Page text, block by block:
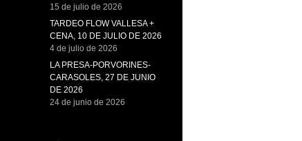
15 de julio de 2026
TARDEO FLOW VALLESA +
CENA, 10 DE JULIO DE 2026
4 de julio de 2026
LA PRESA-PORVORINES-
CARASOLES, 27 DE JUNIO
DE 2026
24 de junio de 2026